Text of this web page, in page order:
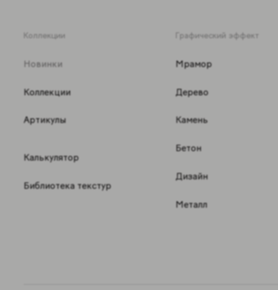
Коллекции
Новинки
Коллекции
Артикулы
Калькулятор
Библиотека текстур
Графический эффект
Мрамор
Дерево
Камень
Бетон
Дизайн
Металл